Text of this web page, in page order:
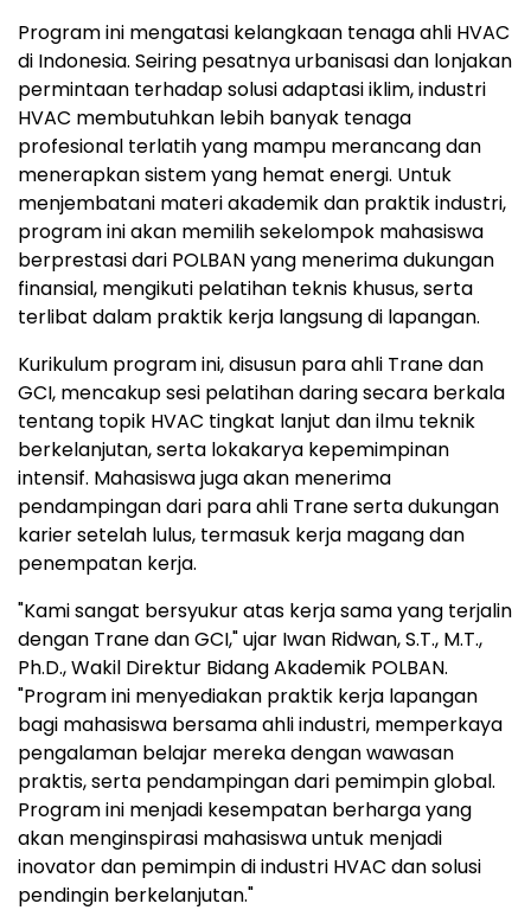
Program ini mengatasi kelangkaan tenaga ahli HVAC
di Indonesia. Seiring pesatnya urbanisasi dan lonjakan
permintaan terhadap solusi adaptasi iklim, industri
HVAC membutuhkan lebih banyak tenaga
profesional terlatih yang mampu merancang dan
menerapkan sistem yang hemat energi. Untuk
menjembatani materi akademik dan praktik industri,
program ini akan memilih sekelompok mahasiswa
berprestasi dari POLBAN yang menerima dukungan
finansial, mengikuti pelatihan teknis khusus, serta
terlibat dalam praktik kerja langsung di lapangan.
Kurikulum program ini, disusun para ahli Trane dan
GCI, mencakup sesi pelatihan daring secara berkala
tentang topik HVAC tingkat lanjut dan ilmu teknik
berkelanjutan, serta lokakarya kepemimpinan
intensif. Mahasiswa juga akan menerima
pendampingan dari para ahli Trane serta dukungan
karier setelah lulus, termasuk kerja magang dan
penempatan kerja.
"Kami sangat bersyukur atas kerja sama yang terjalin
dengan Trane dan GCI," ujar Iwan Ridwan, S.T., M.T.,
Ph.D., Wakil Direktur Bidang Akademik POLBAN.
"Program ini menyediakan praktik kerja lapangan
bagi mahasiswa bersama ahli industri, memperkaya
pengalaman belajar mereka dengan wawasan
praktis, serta pendampingan dari pemimpin global.
Program ini menjadi kesempatan berharga yang
akan menginspirasi mahasiswa untuk menjadi
inovator dan pemimpin di industri HVAC dan solusi
pendingin berkelanjutan."